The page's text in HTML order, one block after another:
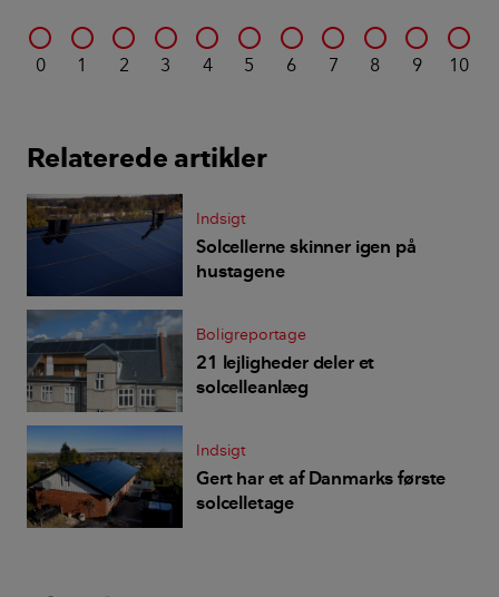
0 1 2 3 4 5 6 7 8 9 10
Relaterede artikler
Indsigt
Solcellerne skinner igen på
hustagene
Boligreportage
21 lejligheder deler et
solcelleanlæg
Indsigt
Gert har et af Danmarks første
solcelletage